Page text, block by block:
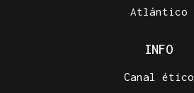
Atlántico
INFO
Canal ético